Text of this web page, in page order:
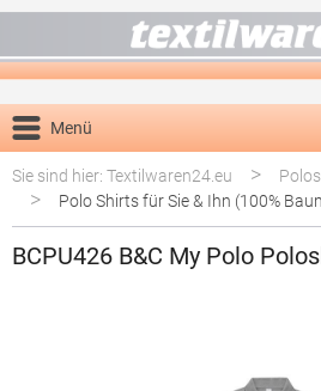
Menü
Sie sind hier: Textilwaren24.eu
>
> Polo Shirts für Sie & Ihn (100%
BCPU426 B&C My Polo